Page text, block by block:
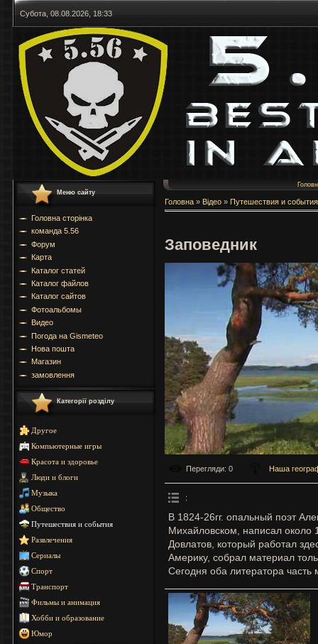
Субота, 08.08.2026, 18:33
Меню сайту
Головна сторінка
команда 5.56
Форум
Карта
Каталог статей
Каталог файлов
Каталог сайтов
Фотоальбомы
Видео
Погода на Gismeteo
Нова пошта
Магазин
замовлення
Категорії розділу
Другое
Компьютерные игры
Красота и здоровье
Люди и блоги
Музыка
Общество
Путешествия и события
Развлечения
Сериалы
Спорт
Транспорт
Фильмы и анимация
Хобби и образование
Юмор
Головна » Відео » Путешествия и события
Заповедник
Перегляди: 0 Наша
:
В 1824-26гг. опальный поэт
Михайловском, написал около
Довлатов, который работал
Америку, собрал материал
Сегодня оба литератора